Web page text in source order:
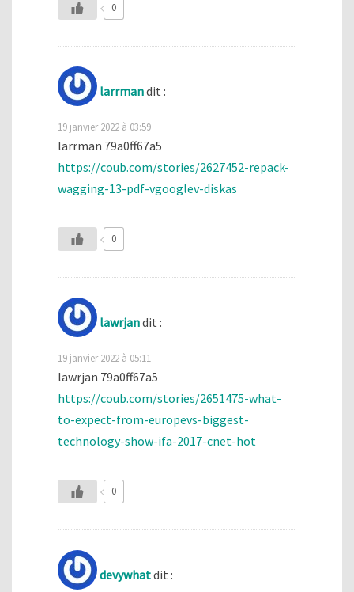
0
larrmandit :
19 janvier 2022 à 03:59
larrman 79a0ff67a5
https://coub.com/stories/2627452-repack-
wagging-13-pdf-vgooglev-diskas
0
lawrjandit :
19 janvier 2022 à 05:11
lawrjan 79a0ff67a5
https://coub.com/stories/2651475-what-
to-expect-from-europevs-biggest-
technology-show-ifa-2017-cnet-hot
0
devywhatdit :